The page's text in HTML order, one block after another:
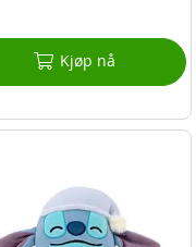
Kjøp nå